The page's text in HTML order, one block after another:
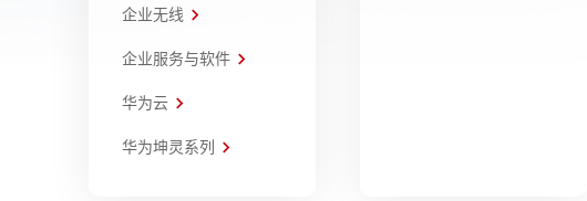
企业无线
企业服务与软件
华为云
华为坤灵系列